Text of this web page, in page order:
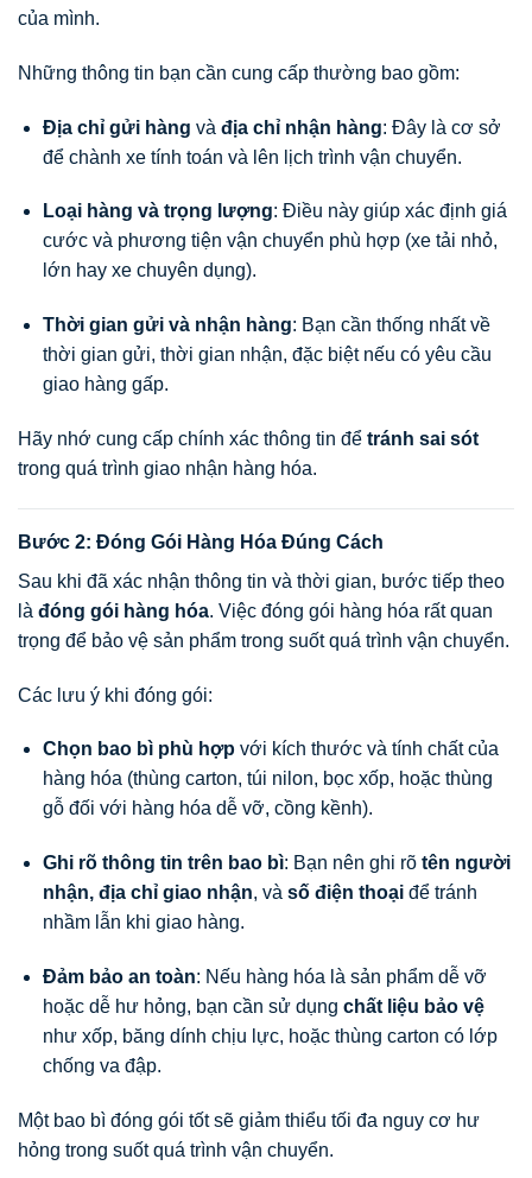
của mình.
Những thông tin bạn cần cung cấp thường bao gồm:
Địa chỉ gửi hàng và địa chỉ nhận hàng: Đây là cơ sở
để chành xe tính toán và lên lịch trình vận chuyển.
Loại hàng và trọng lượng: Điều này giúp xác định giá
cước và phương tiện vận chuyển phù hợp (xe tải nhỏ,
lớn hay xe chuyên dụng).
Thời gian gửi và nhận hàng: Bạn cần thống nhất về
thời gian gửi, thời gian nhận, đặc biệt nếu có yêu cầu
giao hàng gấp.
Hãy nhớ cung cấp chính xác thông tin để tránh sai sót
trong quá trình giao nhận hàng hóa.
Bước 2: Đóng Gói Hàng Hóa Đúng Cách
Sau khi đã xác nhận thông tin và thời gian, bước tiếp theo
là đóng gói hàng hóa. Việc đóng gói hàng hóa rất quan
trọng để bảo vệ sản phẩm trong suốt quá trình vận chuyển.
Các lưu ý khi đóng gói:
Chọn bao bì phù hợpvới kích thước và tính chất của
hàng hóa (thùng carton, túi nilon, bọc xốp, hoặc thùng
gỗ đối với hàng hóa dễ vỡ, cồng kềnh).
Ghi rõ thông tin trên bao bì: Bạn nên ghi rõ tên người
nhận, địa chỉ giao nhận, và số điện thoạiđể tránh
nhầm lẫn khi giao hàng.
Đảm bảo an toàn: Nếu hàng hóa là sản phẩm dễ vỡ
hoặc dễ hư hỏng, bạn cần sử dụng chất liệu bảo vệ
như xốp, băng dính chịu lực, hoặc thùng carton có lớp
chống va đập.
Một bao bì đóng gói tốt sẽ giảm thiểu tối đa nguy cơ hư
hỏng trong suốt quá trình vận chuyển.